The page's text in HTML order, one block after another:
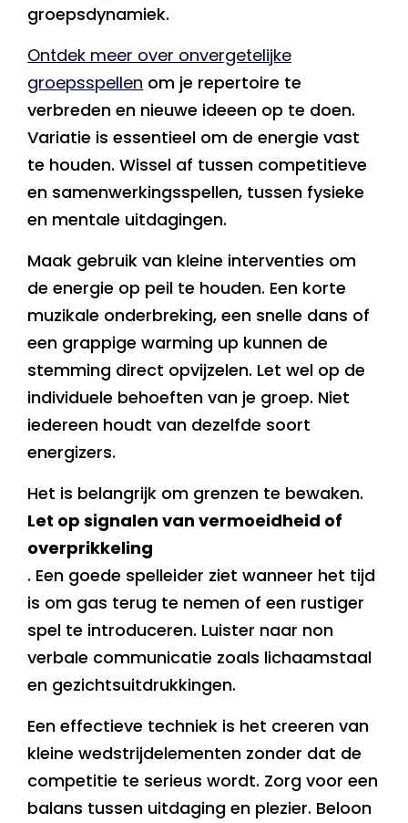
groepsdynamiek.
Ontdek meer over onvergetelijke
groepsspellen om je repertoire te
verbreden en nieuwe ideeen op te doen.
Variatie is essentieel om de energie vast
te houden. Wissel af tussen competitieve
en samenwerkingsspellen, tussen fysieke
en mentale uitdagingen.
Maak gebruik van kleine interventies om
de energie op peil te houden. Een korte
muzikale onderbreking, een snelle dans of
een grappige warming up kunnen de
stemming direct opvijzelen. Let wel op de
individuele behoeften van je groep. Niet
iedereen houdt van dezelfde soort
energizers.
Het is belangrijk om grenzen te bewaken.
Let op signalen van vermoeidheid of
overprikkeling
. Een goede spelleider ziet wanneer het tijd
is om gas terug te nemen of een rustiger
spel te introduceren. Luister naar non
verbale communicatie zoals lichaamstaal
en gezichtsuitdrukkingen.
Een effectieve techniek is het creeren van
kleine wedstrijdelementen zonder dat de
competitie te serieus wordt. Zorg voor een
balans tussen uitdaging en plezier. Beloon